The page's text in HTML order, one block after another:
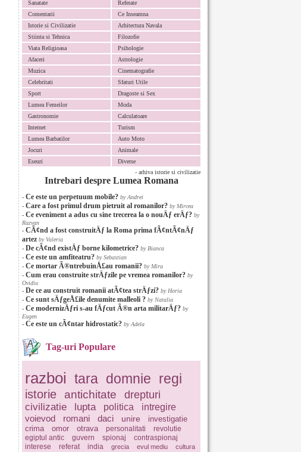
Sanatate
Referate
Comentarii
Ce Inseamna
Istorie si Civilizatie
Arhitectura Navala
Stiinta si Tehnica
Filozofie
Viata Religioasa
Psihologie
Afaceri
Astrologie
Muzica
Cinematografie
Celebritati
Sfaturi Utile
Sport
Dragoste si Sex
Lumea Femeilor
Moda
Gastronomie
Calculatoare
Internet
Turism
Lumea Barbatilor
Auto Moto
Jocuri
Animale
Eseuri
Diverse
- arhiva istorie si civilizatie
Intrebari despre Lumea Romana
- Ce este un perpetuum mobile? by Andrei
- Care a fost primul drum pietruit al romanilor? by Mircea
- Ce eveniment a adus cu sine trecerea la o nouÄƒ erÄƒ? by
Razvan
- CÃ¢nd a fost construitÄƒ la Roma prima fÃ¢ntÃ¢nÄƒ
artez by Valeria
- De cÃ¢nd existÄƒ borne kilometrice? by Bianca
- Ce este un amfiteatru? by Sebastian
- Ce mortar Ã®ntrebuinÅ£au romanii? by Mira
- Cum erau construite strÄƒzile pe vremea romanilor? by
Ovidiu
- De ce au construit romanii atÃ¢tea strÄƒzi? by Horia
- Ce sunt sÄƒgeÅ£ile denumite malleoli ? by Natalia
- Ce modernizÄƒri s-au fÄƒcut Ã®n arta militarÄƒ? by
Eugen
- Ce este un cÃ¢ntar hidrostatic? by Adela
Tag-uri Populare
razboi tara domnie regi
istorie antichitate drepturi
civilizatie lupta politica
intregire
voievod
romani daci unire
investigatie
crima
omor otrava personalitati
revolutie
egiptul antic
guvern spionaj
contraspionaj
interese
referat india grecia evul mediu
cultura